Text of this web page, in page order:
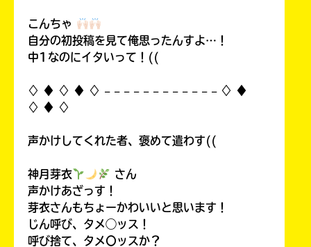
こんちゃ
自分の初投稿を見て俺思ったんすよ…！
中1なのにイタいって！((
♢ ♦︎ ♢ ♦︎ ♢ 𓐄 𓐄 𓐄 𓐄 𓐄 𓐄 𓐄 𓐄 𓐄 𓐄 𓐄 𓐄 ♢ ♦︎
♢ ♦︎ ♢
声かけしてくれた者、褒めて遣わす((
神月芽衣
さん
声かけあざっす！
芽衣さんもちょーかわいいと思います！
じん呼び、タメ◯ッス！
呼び捨て、タメ〇ッスか？